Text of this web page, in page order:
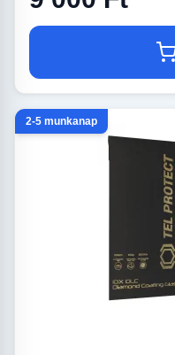
2-5 munkanap